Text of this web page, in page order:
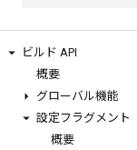
ビルド API
概要
グローバル機能
設定フラグメント
概要